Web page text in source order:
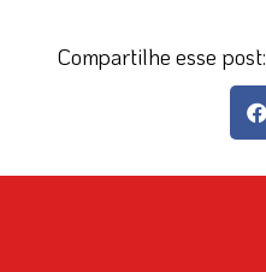
Compartilhe esse post: